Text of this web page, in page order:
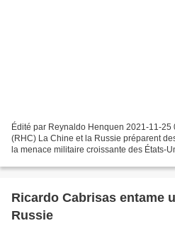
Édité par Reynaldo Henquen 2021-11-
(RHC) La Chine et la Russie préparent
la menace militaire croissante des États-
Ricardo Cabrisas entame
Russie